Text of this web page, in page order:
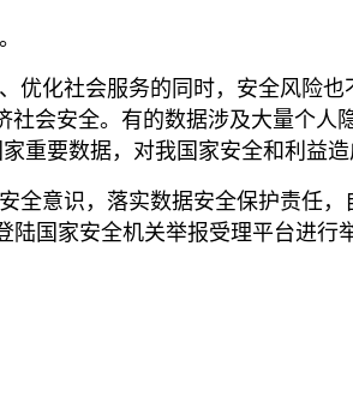
化社会服务的同时，安全风险也
会安全。有的数据涉及大量个人
重要数据，对我国家安全和利益造
意识，落实数据安全保护责任
国家安全机关举报受理平台进行